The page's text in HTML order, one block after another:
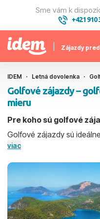
Sme vám k
+421 910
Zájazdy
IDEM Letná dovolenka
Golfové zájazdy –
mieru
Pre koho sú golfové
Golfové zájazdy sú
kvalitných ihriskách s
či firemné tímy. Vyberať
predĺžený víkend alebo
viacerými green fee v
začínate, poradíme Vám
ihriska.
viac